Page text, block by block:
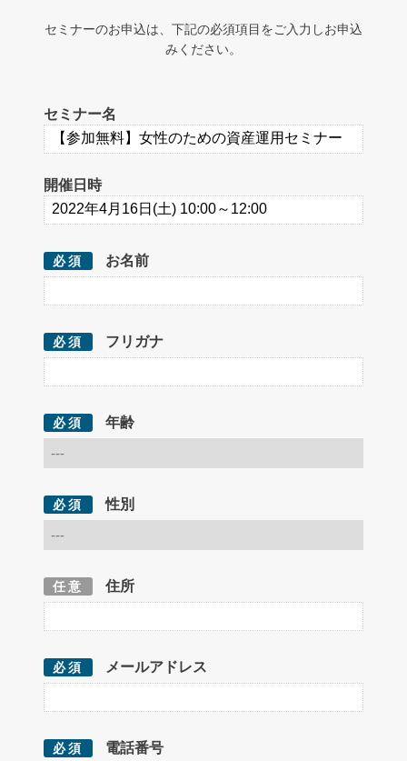
セミナーのお申込は、下記の必須項目をご入力しお申込
みください。
セミナー名
開催日時
必須 お名前
必須 フリガナ
必須 年齢
必須 性別
任意 住所
必須 メールアドレス
必須 電話番号